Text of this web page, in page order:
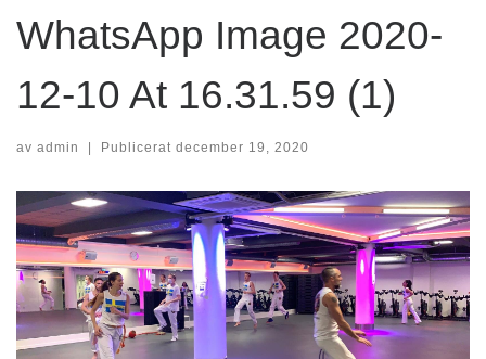
WhatsApp Image 2020-
12-10 At 16.31.59 (1)
av admin | Publicerat december 19, 2020